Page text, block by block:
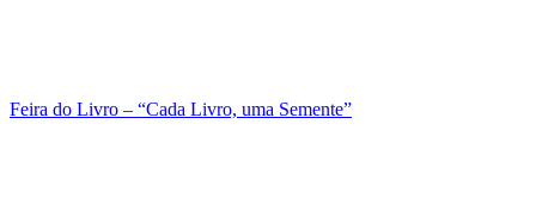
Feira do Livro – “Cada Livro, uma Semente”